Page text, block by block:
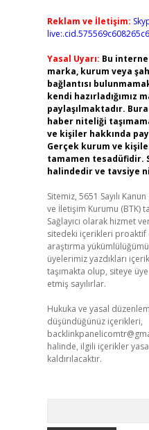
Reklam ve İletişim:
Yasal Uyarı: Bu
marka, kurum veya
bağlantısı
kendi hazırladığımız
paylaşılmaktadır.
haber niteliği
ve kişiler hakkında
Gerçek kurum ve
tamamen tesadüfidir.
halindedir ve tavsiye
Sitemiz, 5651 Sayılı
ve İletişim Kurumu (BTK)
Sağlayıcı olarak hizmet
sitedeki içerikleri proaktif
araştırma
üyelerimiz yazdıkları
taşımakta olup, siteye
etmiş sayılırlar.
Hukuka ve yasal
düşündüğünüz içerikleri,
halinde, ilgili içerikler
kaldırılacaktır.